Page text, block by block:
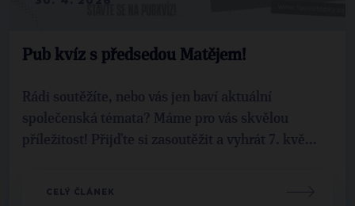
Pub kvíz s předsedou Matějem!
Rádi soutěžíte, nebo vás jen baví aktuální
společenská témata? Máme pro vás skvělou
příležitost! Přijďte si zasoutěžit a vyhrát 7. kvě...
CELÝ ČLÁNEK